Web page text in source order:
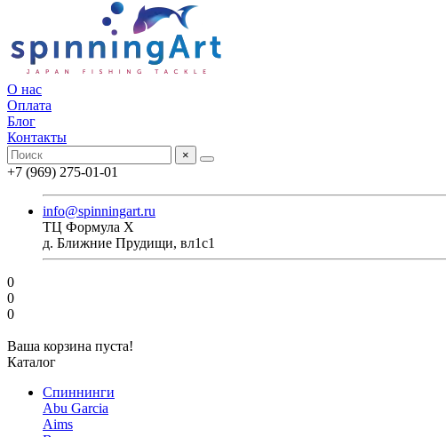
О нас
Оплата
Блог
Контакты
×
+7 (969) 275-01-01
info@spinningart.ru
ТЦ Формула X
д. Ближние Прудищи, вл1с1
0
0
0
Ваша корзина пуста!
Каталог
Спиннинги
Abu Garcia
Aims